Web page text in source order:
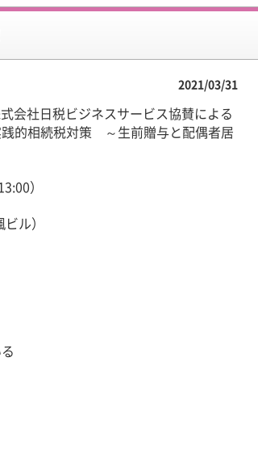
2021/03/31
会社日税ビジネスサービス協賛による
的相続税対策 ～生前贈与と配偶者居
）
ル）